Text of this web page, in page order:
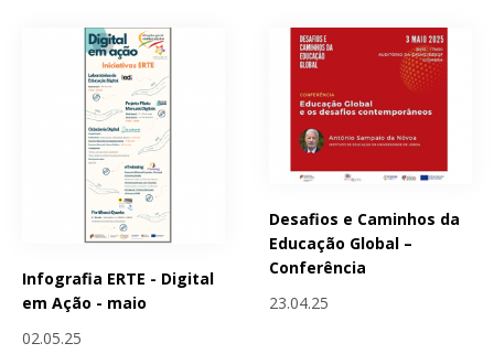
Infografia ERTE - Digital
em Ação - maio
02.05.25
Desafios e Caminhos da
Educação Global –
Conferência
23.04.25